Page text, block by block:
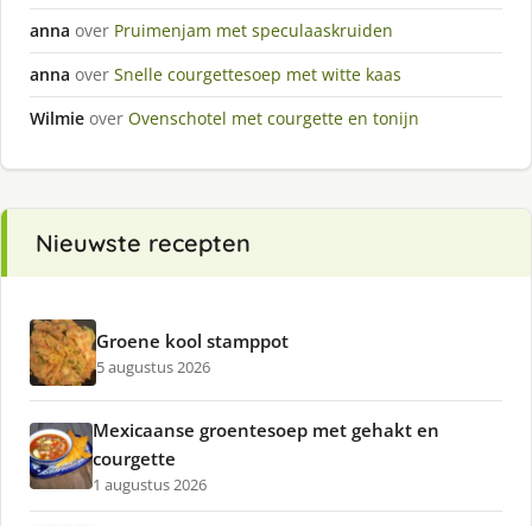
anna over Pruimenjam met speculaaskruiden
anna over Snelle courgettesoep met witte kaas
Wilmie over Ovenschotel met courgette en tonijn
Nieuwste recepten
Groene kool stamppot
5 augustus 2026
Mexicaanse groentesoep met gehakt en
courgette
1 augustus 2026